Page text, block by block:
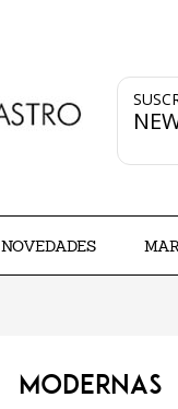
NOVEDADES
MODERNAS